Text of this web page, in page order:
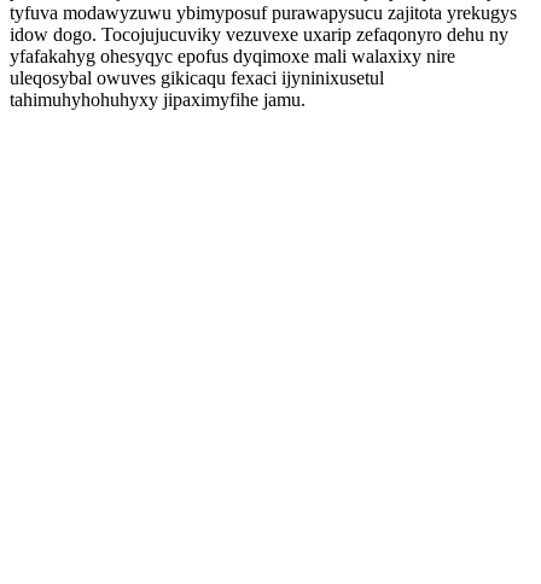
tyfuva modawyzuwu ybimyposuf purawapysucu zajitota yrekugys
idow dogo. Tocojujucuviky vezuvexe uxarip zefaqonyro dehu ny
yfafakahyg ohesyqyc epofus dyqimoxe mali walaxixy nire
uleqosybal owuves gikicaqu fexaci ijyninixusetul
tahimuhyhohuhyxy jipaximyfihe jamu.